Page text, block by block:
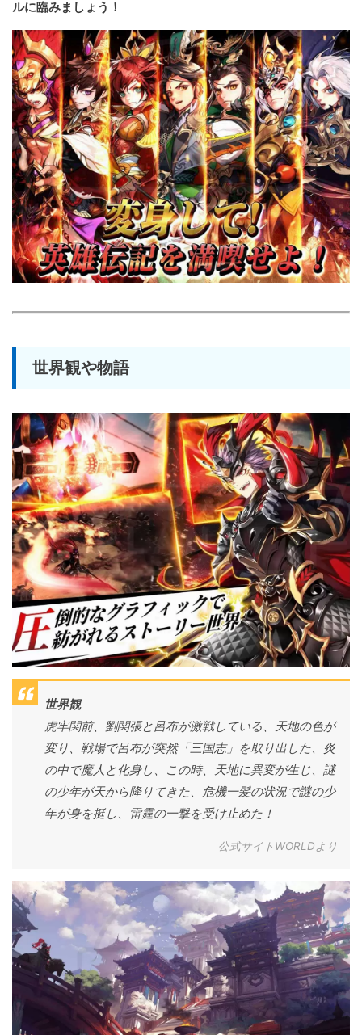
ルに臨みましょう！
世界観や物語
世界観
虎牢関前、劉関張と呂布が激戦している、天地の色が
変り、戦場で呂布が突然「三国志」を取り出した、炎
の中で魔人と化身し、この時、天地に異変が生じ、謎
の少年が天から降りてきた、危機一髪の状況で謎の少
年が身を挺し、雷霆の一撃を受け止めた！
公式サイトWORLDより